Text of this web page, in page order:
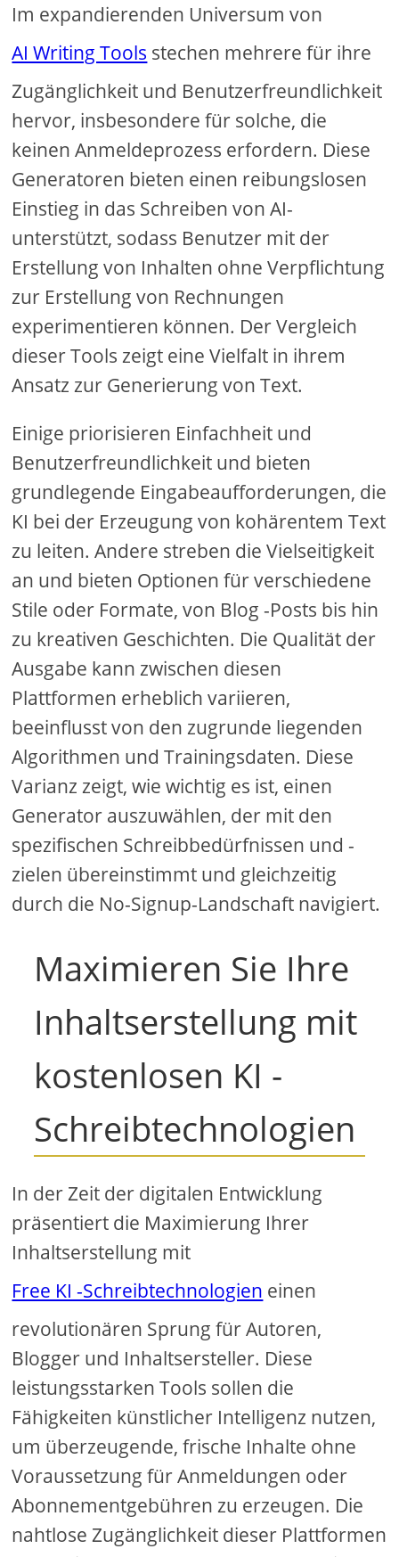
Im expandierenden Universum von
AI Writing Tools stechen mehrere für ihre
Zugänglichkeit und Benutzerfreundlichkeit
hervor, insbesondere für solche, die
keinen Anmeldeprozess erfordern. Diese
Generatoren bieten einen reibungslosen
Einstieg in das Schreiben von AI-
unterstützt, sodass Benutzer mit der
Erstellung von Inhalten ohne Verpflichtung
zur Erstellung von Rechnungen
experimentieren können. Der Vergleich
dieser Tools zeigt eine Vielfalt in ihrem
Ansatz zur Generierung von Text.
Einige priorisieren Einfachheit und
Benutzerfreundlichkeit und bieten
grundlegende Eingabeaufforderungen, die
KI bei der Erzeugung von kohärentem Text
zu leiten. Andere streben die Vielseitigkeit
an und bieten Optionen für verschiedene
Stile oder Formate, von Blog -Posts bis hin
zu kreativen Geschichten. Die Qualität der
Ausgabe kann zwischen diesen
Plattformen erheblich variieren,
beeinflusst von den zugrunde liegenden
Algorithmen und Trainingsdaten. Diese
Varianz zeigt, wie wichtig es ist, einen
Generator auszuwählen, der mit den
spezifischen Schreibbedürfnissen und -
zielen übereinstimmt und gleichzeitig
durch die No-Signup-Landschaft navigiert.
Maximieren Sie Ihre
Inhaltserstellung mit
kostenlosen KI -
Schreibtechnologien
In der Zeit der digitalen Entwicklung
präsentiert die Maximierung Ihrer
Inhaltserstellung mit
Free KI -Schreibtechnologien einen
revolutionären Sprung für Autoren,
Blogger und Inhaltsersteller. Diese
leistungsstarken Tools sollen die
Fähigkeiten künstlicher Intelligenz nutzen,
um überzeugende, frische Inhalte ohne
Voraussetzung für Anmeldungen oder
Abonnementgebühren zu erzeugen. Die
nahtlose Zugänglichkeit dieser Plattformen